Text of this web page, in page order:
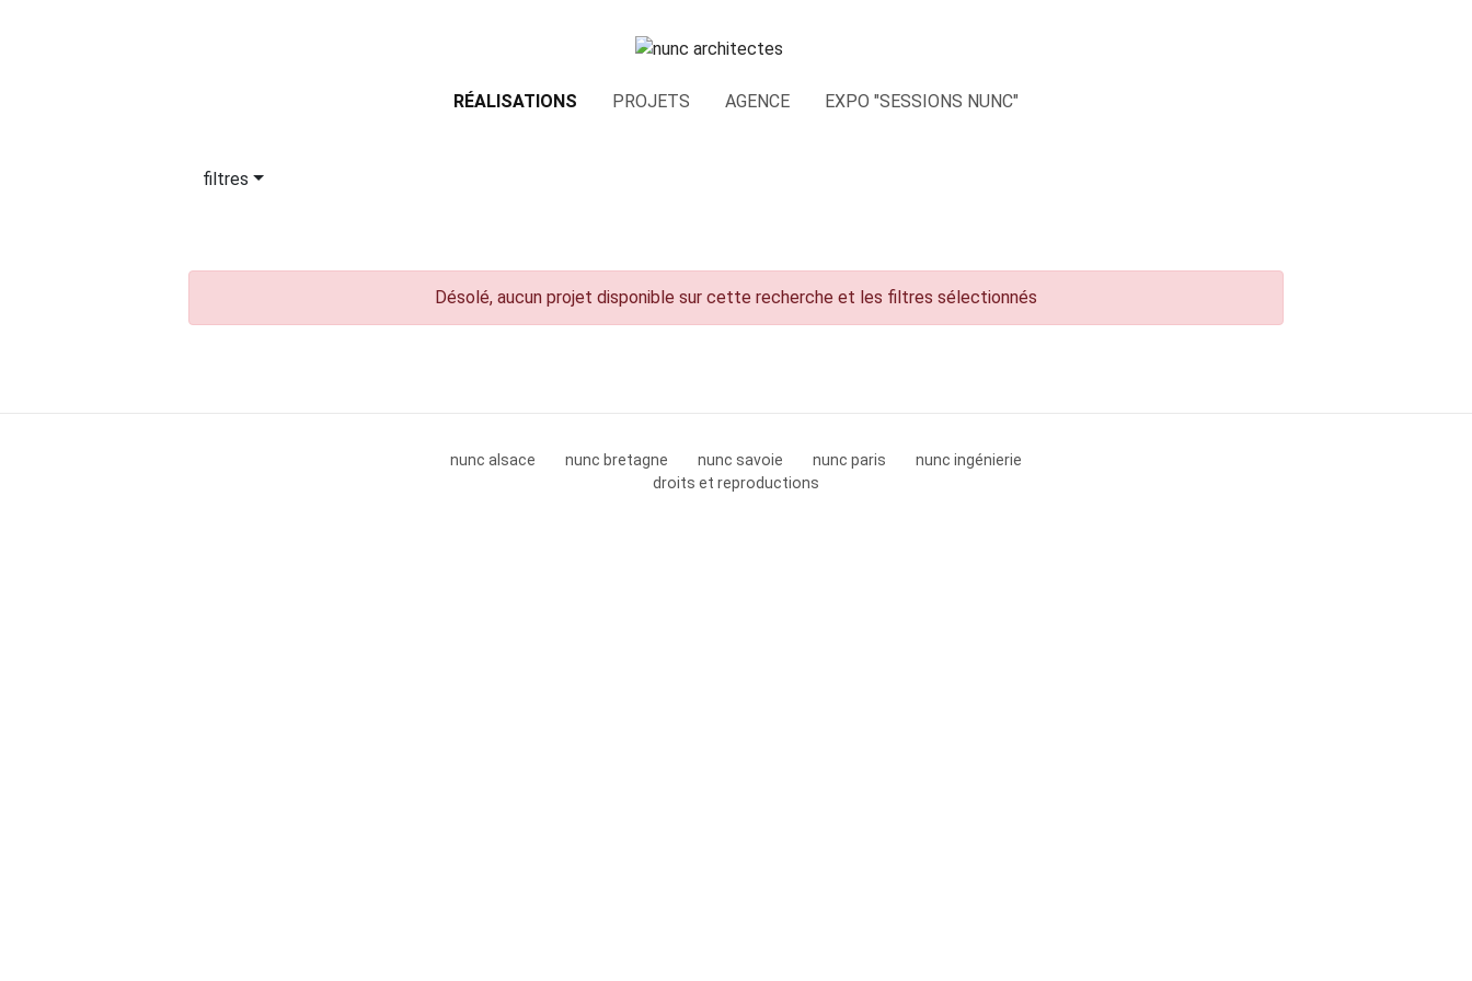
RÉALISATIONS PROJETS AGENCE EXPO "SESSIONS NUNC"
filtres
Désolé, aucun projet disponible sur cette recherche et les filtres sélectionnés
nunc alsace nunc bretagne nunc savoie nunc paris
nunc ingénierie
droits et reproductions